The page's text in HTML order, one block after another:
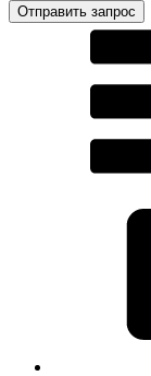
Отправить запрос